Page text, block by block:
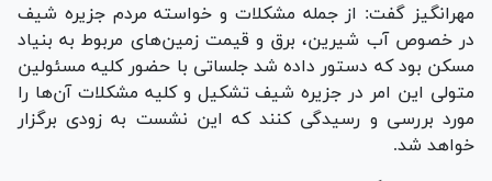
مهرانگیز گفت‌: از جمله مشکلات و خواسته مردم جزیره شیف
در خصوص آب شیرین، برق و قیمت زمین‌های مربوط به بنیاد
مسکن بود که دستور داده شد جلساتی با حضور کلیه مسئولین
متولی این امر در جزیره شیف تشکیل و کلیه مشکلات آن‌ها را
مورد بررسی و رسیدگی کنند که این نشست به زودی برگزار
خواهد شد.